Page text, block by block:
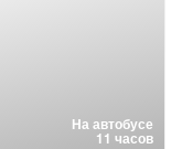
На автобусе
11 часов